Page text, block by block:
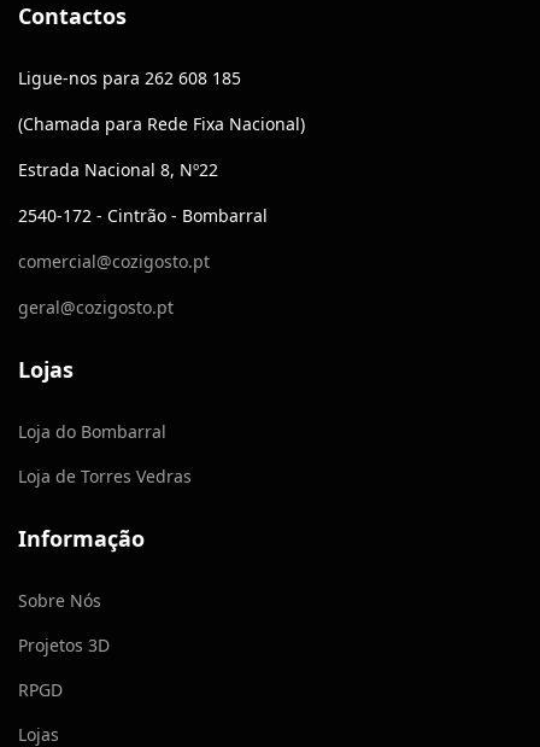
Contactos
Ligue-nos para 262 608 185
(Chamada para Rede Fixa Nacional)
Estrada Nacional 8, Nº22
2540-172 - Cintrão - Bombarral
comercial@cozigosto.pt
geral@cozigosto.pt
Lojas
Loja do Bombarral
Loja de Torres Vedras
Informação
Sobre Nós
Projetos 3D
RPGD
Lojas